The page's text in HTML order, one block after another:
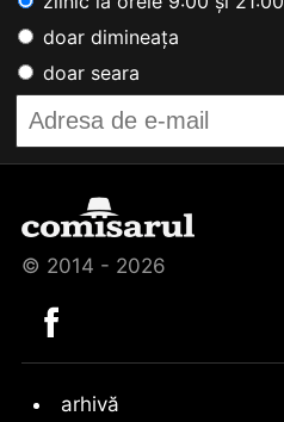
doar dimineața
doar seara
© 2014 - 2026
arhivă